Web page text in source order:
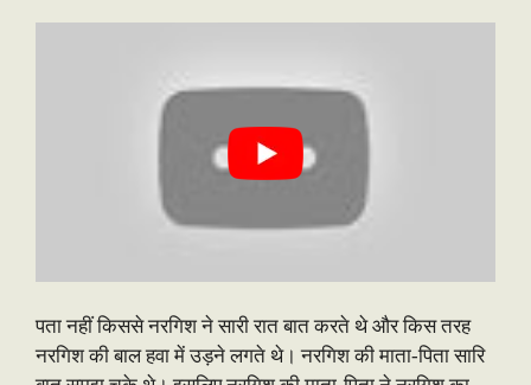
पता नहीं किससे नरगिश ने सारी रात बात करते थे और किस तरह
नरगिश की बाल हवा में उड़ने लगते थे। नरगिश की माता-पिता सारि